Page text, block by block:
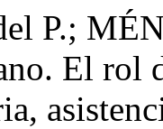
P.;
El rol